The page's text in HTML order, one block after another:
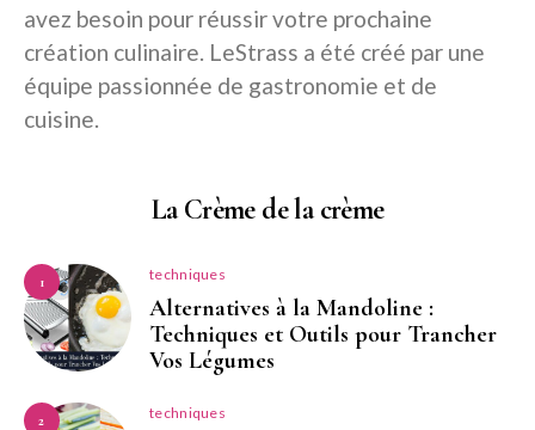
avez besoin pour réussir votre prochaine
création culinaire. LeStrass a été créé par une
équipe passionnée de gastronomie et de
cuisine.
La Crème de la crème
1 techniques
Alternatives à la Mandoline :
Techniques et Outils pour Trancher
Vos Légumes
2 techniques